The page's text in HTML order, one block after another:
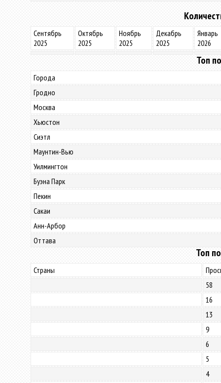
Сентябрь
2025
Октябрь
2025
Ноябрь
2025
Декабрь
2025
Январь
2026
Топ
Города
Гродно
Москва
Хьюстон
Сиэтл
Маунтин-Вью
Уилмингтон
Буэна Парк
Пекин
Сакаи
Анн-Арбор
Оттава
Топ
Страны
58
16
13
9
6
5
4